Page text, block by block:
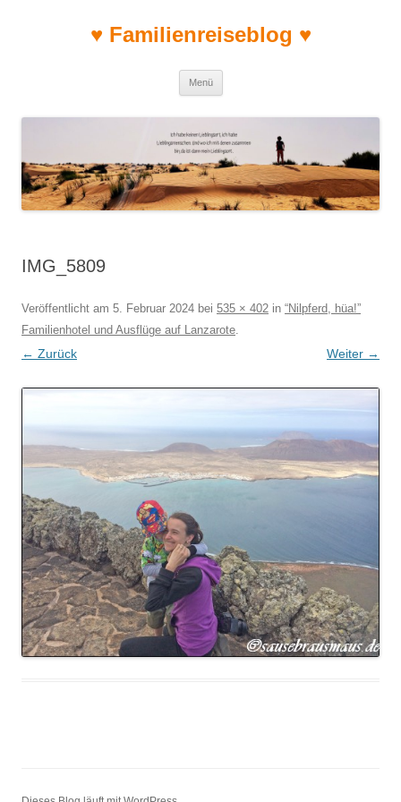
♥ Familienreiseblog ♥
Menü
IMG_5809
Veröffentlicht am 5. Februar 2024 bei 535 × 402 in “Nilpferd, hüa!”
Familienhotel und Ausflüge auf Lanzarote.
← Zurück Weiter →